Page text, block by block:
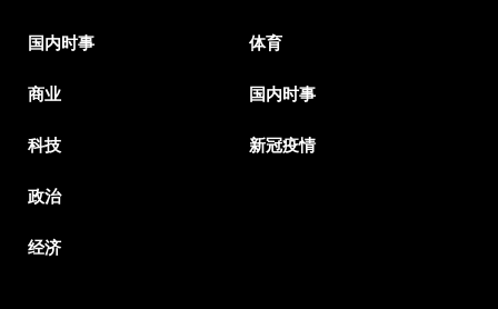
国内时事
商业
科技
政治
经济
体育
国内时事
新冠疫情